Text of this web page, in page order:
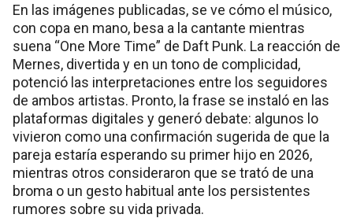
En las imágenes publicadas, se ve cómo el músico,
con copa en mano, besa a la cantante mientras
suena “One More Time” de Daft Punk. La reacción de
Mernes, divertida y en un tono de complicidad,
potenció las interpretaciones entre los seguidores
de ambos artistas. Pronto, la frase se instaló en las
plataformas digitales y generó debate: algunos lo
vivieron como una confirmación sugerida de que la
pareja estaría esperando su primer hijo en 2026,
mientras otros consideraron que se trató de una
broma o un gesto habitual ante los persistentes
rumores sobre su vida privada.